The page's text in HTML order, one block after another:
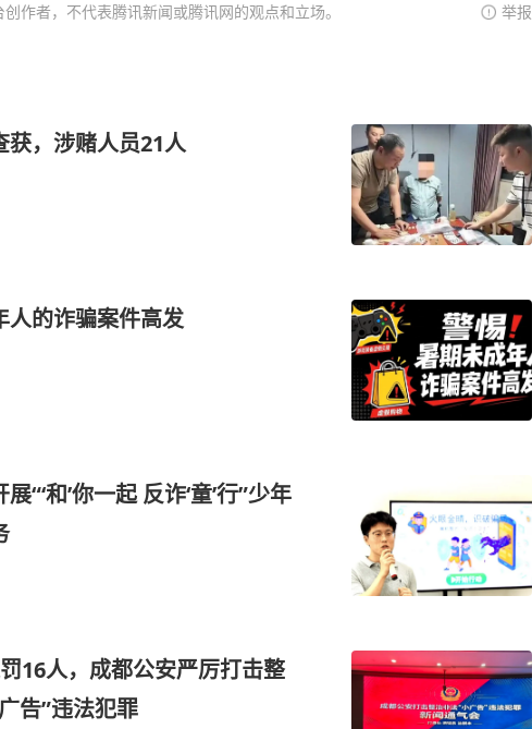
作者，不代表腾讯新闻或腾讯网的观点和立场。 举报
获，涉赌人员21人
人的诈骗案件高发
“‘和’你一起 反诈‘童’行”少年
16人，成都公安严厉打击整
告”违法犯罪